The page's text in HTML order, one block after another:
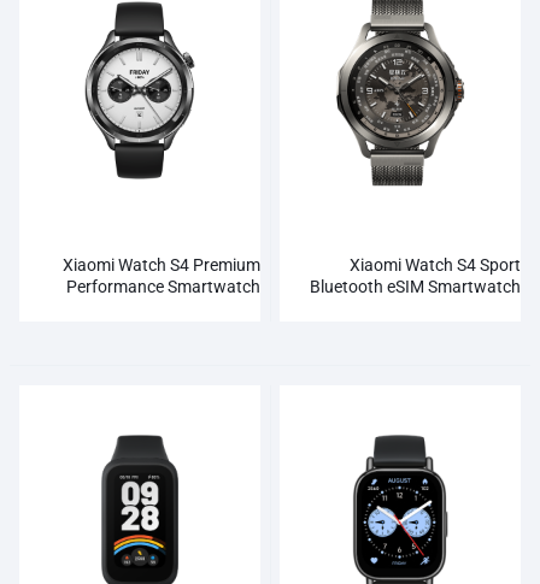
Xiaomi Watch S4 Sport
Bluetooth eSIM Smartwatch
Xiaomi Watch S4 Premium
Performance Smartwatch